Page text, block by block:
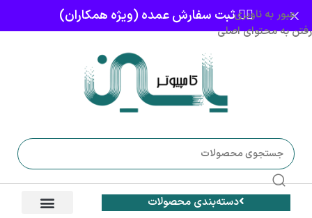
عبور به ناوبری
رفتن به محتوای اصلی
👈🏻 ثبت سفارش عمده (ویژه همکاران)
دسته‌بندی محصولات